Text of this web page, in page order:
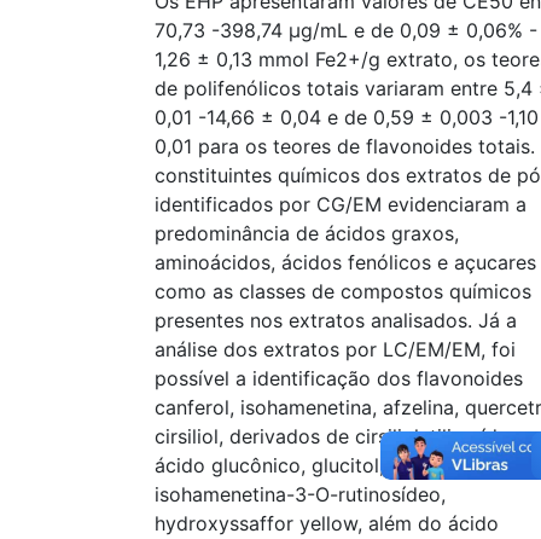
70,73 -398,74 µg/mL e de 0,09 ± 0,06% -
1,26 ± 0,13 mmol Fe2+/g extrato, os
de polifenólicos totais variaram entre 5,4
0,01 -14,66 ± 0,04 e de 0,59 ± 0,003 -
0,01 para os teores de flavonoides totais.
constituintes químicos dos extratos de
identificados por CG/EM evidenciaram a
predominância de ácidos graxos,
aminoácidos, ácidos fenólicos e açucares
como as classes de compostos químicos
presentes nos extratos analisados. Já a
análise dos extratos por LC/EM/EM, foi
possível a identificação dos flavonoides
canferol, isohamenetina, afzelina,
cirsiliol, derivados de cirsiliol, tilirosídeo,
ácido glucônico, glucitol, quercetrina,
isohamenetina-3-O-rutinosídeo,
hydroxyssaffor yellow, além do ácido